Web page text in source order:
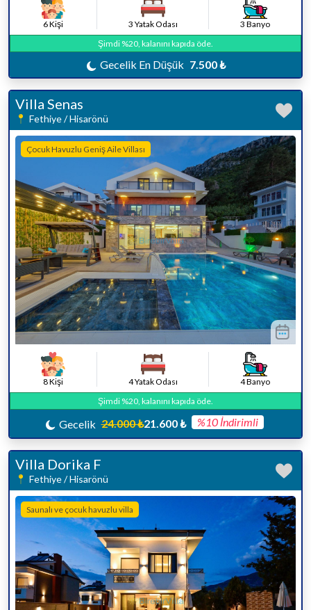
6 Kişi 3 Yatak Odası
3 Banyo
Şimdi %20, kalanını kapıda öde.
Gecelik En Düşük 7.500 ₺
Villa Senas
Fethiye / Hisarönü
Çocuk Havuzlu Geniş Aile Villası
8 Kişi 4 Yatak Odası
4 Banyo
Şimdi %20, kalanını kapıda öde.
Gecelik 24.000 ₺21.600 ₺ %10 İndirimli
Villa Dorika F
Fethiye / Hisarönü
Saunalı ve çocuk havuzlu villa